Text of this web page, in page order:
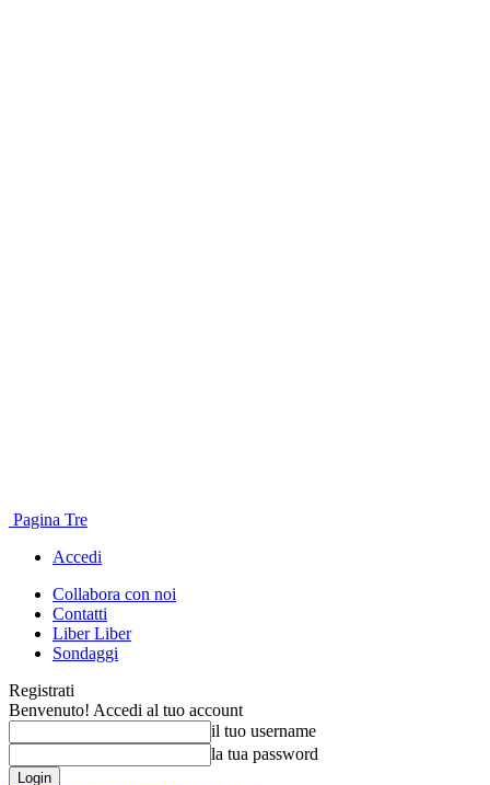
Pagina Tre
Accedi
Collabora con noi
Contatti
Liber Liber
Sondaggi
Registrati
Benvenuto! Accedi al tuo account
il tuo username
la tua password